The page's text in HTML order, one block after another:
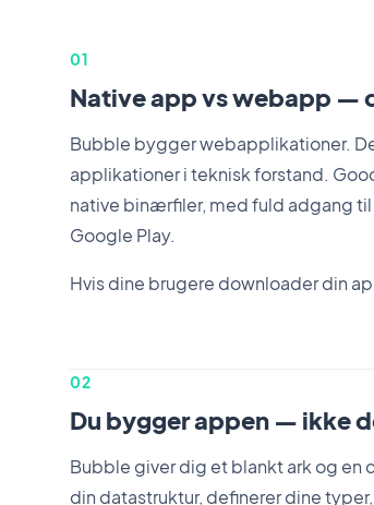
01
Native app vs webapp —
Bubble bygger webapplikationer.
applikationer i teknisk forstand.
native binærfiler, med fuld adgang
Google Play.
Hvis dine brugere downloader din
02
Du bygger appen — ikke
Bubble giver dig et blankt ark og en
din datastruktur, definerer dine